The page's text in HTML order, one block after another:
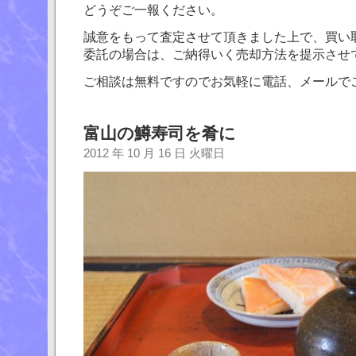
どうぞご一報ください。
誠意をもって査定させて頂きました上で、買い
委託の場合は、ご納得いく売却方法を提示させ
ご相談は無料ですのでお気軽に電話、メールで
富山の鱒寿司を肴に
2012 年 10 月 16 日 火曜日